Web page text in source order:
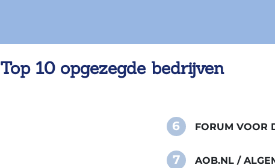
Top 10 opgezegde bedrijven
6 FORUM VOOR
7 AOB.NL /